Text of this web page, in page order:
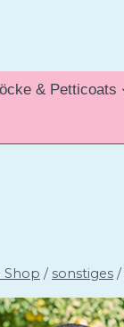
& Petticoats
Shop / sonstiges /